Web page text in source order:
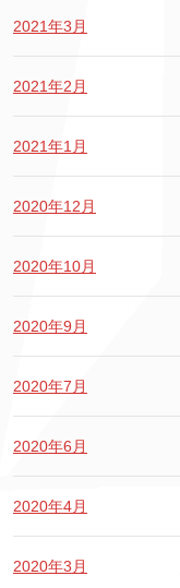
2021年3月
2021年2月
2021年1月
2020年12月
2020年10月
2020年9月
2020年7月
2020年6月
2020年4月
2020年3月